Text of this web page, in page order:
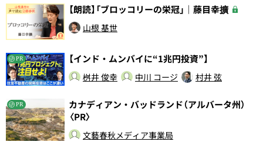
【朗読】「ブロッコリーの栄冠」｜藤目幸擴
山根 基世
PR 【インド・ムンバイに“1兆円投資”】
桝井 俊幸 中川 コージ 村井 弦
PR
カナディアン・バッドランド（アルバータ州）
〈PR〉
文藝春秋メディア事業局